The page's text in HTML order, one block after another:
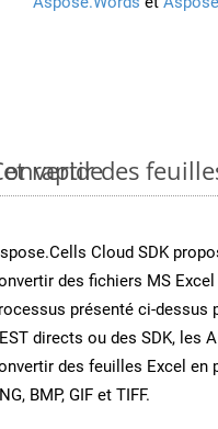
rapidedes
Cloud SDK
des fichiers MS
présenté ci-dessus
directs ou des SDK, les
des feuilles Excel en
BMP, GIF et TIFF.